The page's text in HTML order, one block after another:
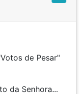
de Pesar"
da Senhora...